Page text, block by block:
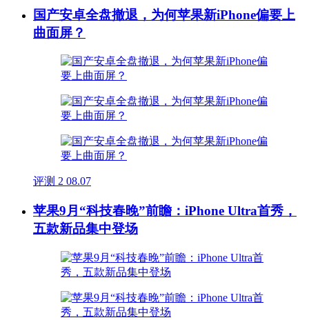
国产安卓全盘撤退，为何苹果新iPhone偏要上
曲面屏？
评测 2 08.07
苹果9月“科技春晚”前瞻：iPhone Ultra首秀，
五款新品集中登场